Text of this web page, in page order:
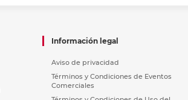
Información legal
Aviso de privacidad
Términos y Condiciones de Eventos
Comerciales